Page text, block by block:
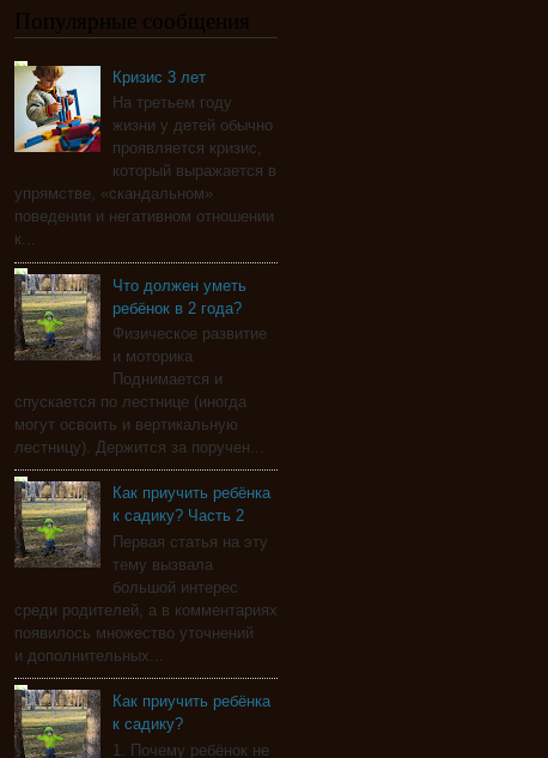
Популярные сообщения
Кризис 3 лет
На третьем году
жизни у детей обычно
проявляется кризис,
который выражается в
упрямстве, «скандальном»
поведении и негативном отношении
к...
Что должен уметь
ребёнок в 2 года?
Физическое развитие
и моторика
Поднимается и
спускается по лестнице (иногда
могут освоить и вертикальную
лестницу). Держится за поручен...
Как приучить ребёнка
к садику? Часть 2
Первая статья на эту
тему вызвала
большой интерес
среди родителей, а в комментариях
появилось множество уточнений
и дополнительных...
Как приучить ребёнка
к садику?
1. Почему ребёнок не